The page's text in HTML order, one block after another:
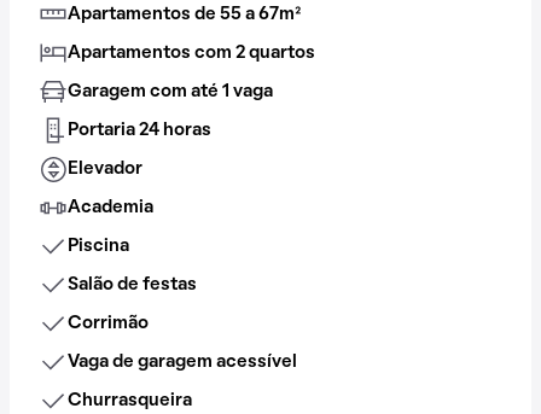
Apartamentos de 55 a 67m²
Apartamentos com 2 quartos
Garagem com até 1 vaga
Portaria 24 horas
Elevador
Academia
Piscina
Salão de festas
Corrimão
Vaga de garagem acessível
Churrasqueira